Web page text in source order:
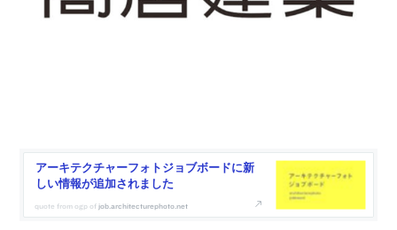
アーキテクチャーフォトジョブボードに新
しい情報が追加されました
job.architecturephoto.net